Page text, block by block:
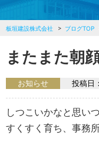
板垣建設株式会社 ブログTOP
またまた朝
お知らせ 投稿日：
しつこいかなと思い
すくすく育ち、事務